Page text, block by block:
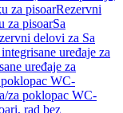
za pisoarRezervni
za pisoarSa
delovi za Sa
uređaje za
uređaje za
WC-
za poklopac WC-
rad bez